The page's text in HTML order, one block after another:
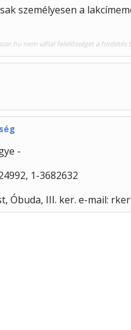
személyesen a
nem vállal felelősséget a
-
1-3682632
Óbuda, III. ker. e-mail: